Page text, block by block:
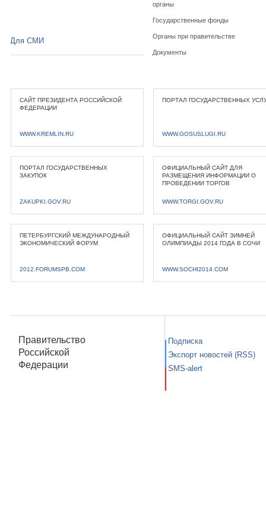
органы
Государственные фонды
Органы при правительстве
Документы
Для СМИ
САЙТ ПРЕЗИДЕНТА РОССИЙСКОЙ
ФЕДЕРАЦИИ
WWW.KREMLIN.RU
ПОРТАЛ ГОСУДАРСТВЕННЫХ
WWW.GOSUSLUGI.RU
ПОРТАЛ ГОСУДАРСТВЕННЫХ
ЗАКУПОК
ZAKUPKI.GOV.RU
ОФИЦИАЛЬНЫЙ САЙТ ДЛЯ
РАЗМЕЩЕНИЯ ИНФОРМАЦИИ О
ПРОВЕДЕНИИ ТОРГОВ
WWW.TORGI.GOV.RU
ПЕТЕРБУРГСКИЙ МЕЖДУНАРОДНЫЙ
ЭКОНОМИЧЕСКИЙ ФОРУМ
2012.FORUMSPB.COM
ОФИЦИАЛЬНЫЙ САЙТ ЗИМНЕЙ
ОЛИМПИАДЫ 2014 ГОДА В СОЧИ
WWW.SOCHI2014.COM
Правительство
Российской
Федерации
Подписка
Экспорт новостей (RSS)
SMS-alert